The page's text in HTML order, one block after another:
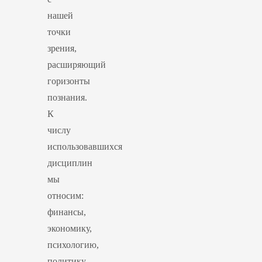
нашей
точки
зрения,
расширяющий
горизонты
познания.
К
числу
использовавшихся
дисциплин
мы
относим:
финансы,
экономику,
психологию,